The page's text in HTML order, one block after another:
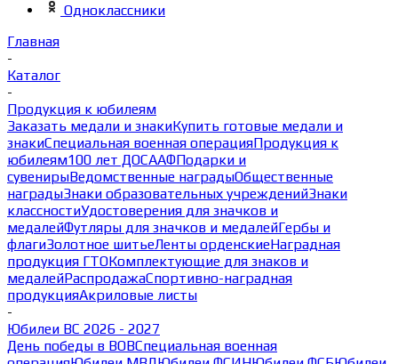
Одноклассники
Главная
-
Каталог
-
Продукция к юбилеям
Заказать медали и знакиКупить готовые медали и
знакиСпециальная военная операцияПродукция к
юбилеям100 лет ДОСААФПодарки и
сувенирыВедомственные наградыОбщественные
наградыЗнаки образовательных учрежденийЗнаки
классностиУдостоверения для значков и
медалейФутляры для значков и медалейГербы и
флагиЗолотное шитьеЛенты орденскиеНаградная
продукция ГТОКомплектующие для знаков и
медалейРаспродажаСпортивно-наградная
продукцияАкриловые листы
-
Юбилеи ВС 2026 - 2027
День победы в ВОВСпециальная военная